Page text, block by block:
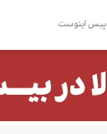
بِیس اینوست